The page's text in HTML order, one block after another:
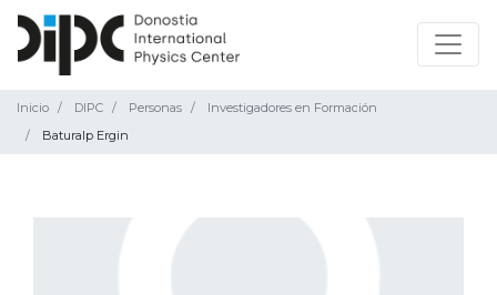
Inicio DIPC Personas
Investigadores en Formación
Baturalp Ergin